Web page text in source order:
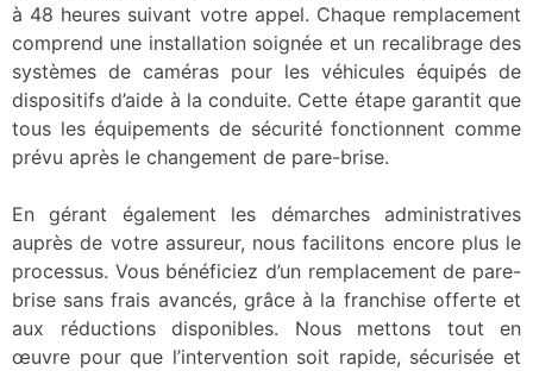
à 48 heures suivant votre appel. Chaque remplacement
comprend une installation soignée et un recalibrage des
systèmes de caméras pour les véhicules équipés de
dispositifs d’aide à la conduite. Cette étape garantit que
tous les équipements de sécurité fonctionnent comme
prévu après le changement de pare-brise.
En gérant également les démarches administratives
auprès de votre assureur, nous facilitons encore plus le
processus. Vous bénéficiez d’un remplacement de pare-
brise sans frais avancés, grâce à la franchise offerte et
aux réductions disponibles. Nous mettons tout en
œuvre pour que l’intervention soit rapide, sécurisée et